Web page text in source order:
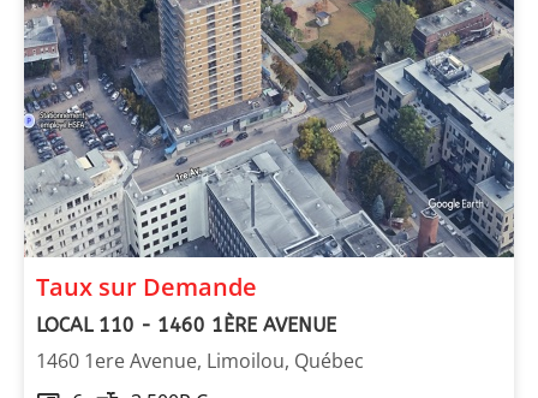
Taux sur Demande
LOCAL 110 - 1460 1ÈRE AVENUE
1460 1ere Avenue, Limoilou, Québec